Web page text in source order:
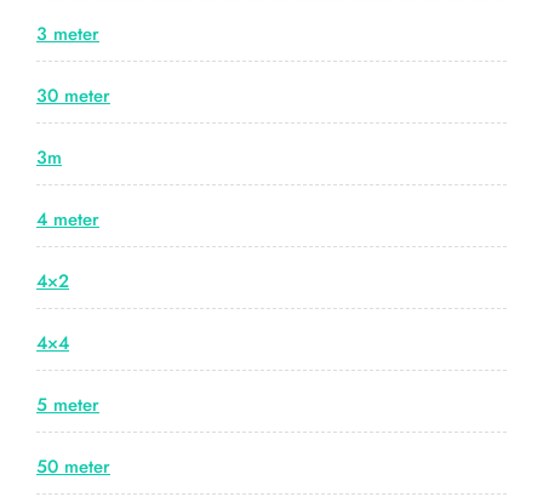
3 meter
30 meter
3m
4 meter
4×2
4×4
5 meter
50 meter